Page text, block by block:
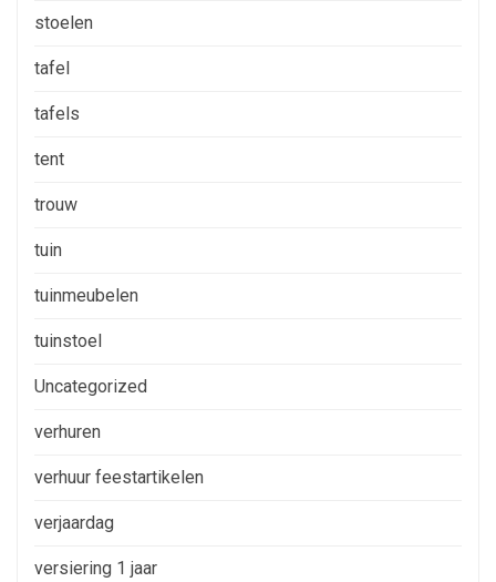
stoelen
tafel
tafels
tent
trouw
tuin
tuinmeubelen
tuinstoel
Uncategorized
verhuren
verhuur feestartikelen
verjaardag
versiering 1 jaar